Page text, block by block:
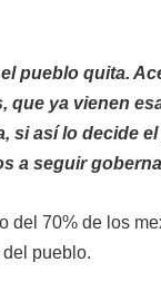
pueblo quita.
ya vienen
si así lo decide
a seguir
del 70% de los
pueblo.